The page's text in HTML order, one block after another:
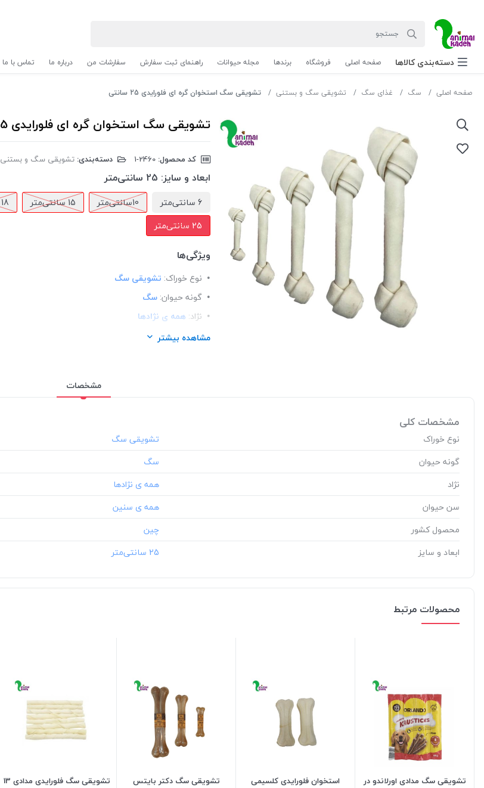
دسته‌بندی‌ کالاها صفحه اصلی فروشگاه برندها مجله حیوانات راهنمای ثبت سفارش سفارشات من درباره ما تماس با ما
صفحه اصلی سگ غذای سگ تشویقی سگ و بستنی تشویقی سگ استخوان گره ای فلورایدی 25 سانتی
تشویقی سگ استخوان گره ای فلورایدی 25 سانتی
کد محصول: دسته‌بندی: تشویقی سگ و بستنی
ابعاد و سایز: 25 سانتی‌متر
6 سانتی‌متر 10سانتی‌متر 15 سانتی‌متر 18 سانتی‌متر
25 سانتی‌متر
ویژگی‌ها
نوع خوراک: تشویقی سگ
گونه حیوان: سگ
نژاد: همه ی نژادها
سن حیوان: همه ی سنینمشاهده بیشتر
مشخصات
مشخصات کلی
نوع خوراک
گونه حیوان
نژاد
سن حیوان
محصول کشور
ابعاد و سایز
‎25 سانتی‌متر
محصولات مرتبط
تشویقی سگ مدادی اورلاندو در
استخوان فلورایدی کلسیمی
تشویقی سگ دکتر بایتس
تشویقی سگ فلورایدی مدادی 13